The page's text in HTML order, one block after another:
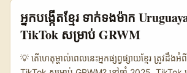
ក្រងរវាង heritage និង modern experience
ក្នុងការផ្សព្វផ្សាយទេសចរណ៍ (Boosting
Impact Through Authentic Experiences)
ចងចាំ​និង connection ជាមនុស្សក្នុង Siem Reap។
ភាពប្រពៃណីជាមួយ lifestyle-modern ត្រូវបានម៉
អ្នក​បង្កើត​ខ្មែរ ទាក់ទង​ម៉ាក
TikTok សម្រាប់ GRWM
💡 តើហេតុម្ហាល់​ពេលនេះអ្នក​ផ្សព្វផ្សាយ​ខ្មែរ​ ត្រូវដឹ